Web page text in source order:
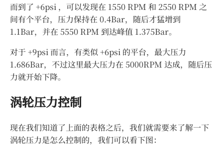
而到了 +6psi ，可以发现在 1550 RPM 和 2550 RPM 之
间有个平台，压力保持在 0.4Bar，随后才猛增到
1.1Bar，并在 5550 RPM 到达峰值 1.375Bar。
对于 +9psi 而言，有类似 +6psi 的平台，最大压力
1.686Bar，不过这里最大压力在 5000RPM 达成，随后压
力就开始下降。
涡轮压力控制
现在我们知道了上面的表格之后，我们就需要来了解一下
涡轮压力是怎么控制的，我们可以看下图：